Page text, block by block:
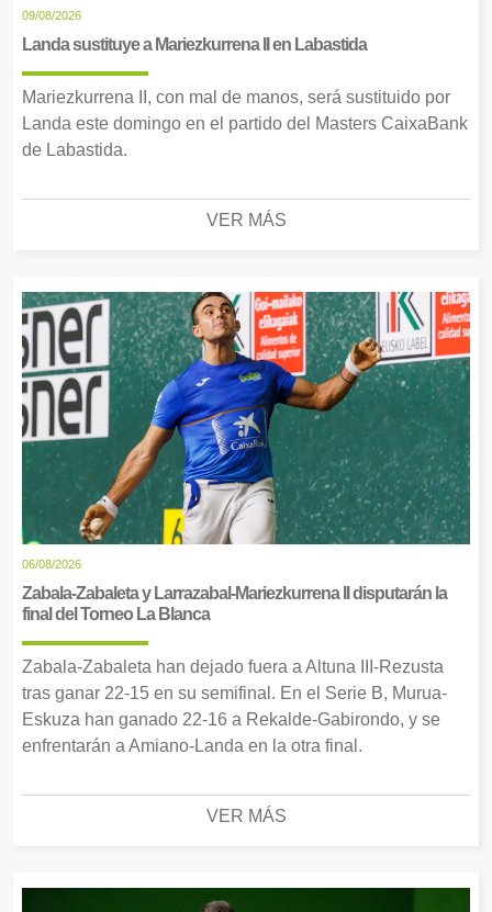
09/08/2026
Landa sustituye a Mariezkurrena II en Labastida
Mariezkurrena II, con mal de manos, será sustituido por
Landa este domingo en el partido del Masters CaixaBank
de Labastida.
VER MÁS
06/08/2026
Zabala-Zabaleta y Larrazabal-Mariezkurrena II disputarán la
final del Torneo La Blanca
Zabala-Zabaleta han dejado fuera a Altuna III-Rezusta
tras ganar 22-15 en su semifinal. En el Serie B, Murua-
Eskuza han ganado 22-16 a Rekalde-Gabirondo, y se
enfrentarán a Amiano-Landa en la otra final.
VER MÁS